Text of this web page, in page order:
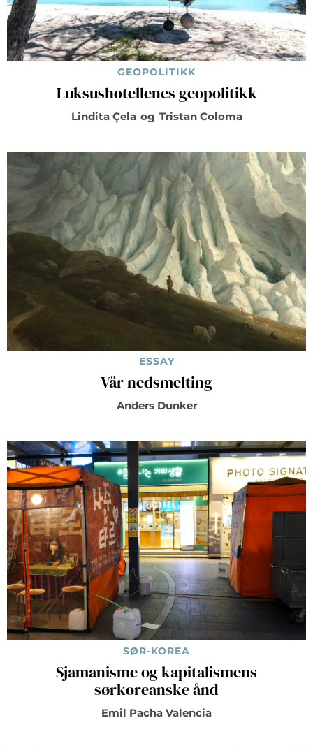
GEOPOLITIKK
Luksushotellenes geopolitikk
Lindita Çela og Tristan Coloma
ESSAY
Vår nedsmelting
Anders Dunker
SØR-KOREA
Sjamanisme og kapitalismens
sørkoreanske ånd
Emil Pacha Valencia